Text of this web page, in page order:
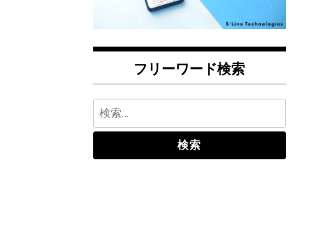
フリーワード検索
検
索: